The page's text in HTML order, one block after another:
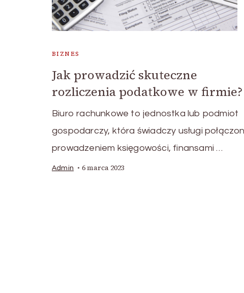
BIZNES
Jak prowadzić skuteczne
rozliczenia podatkowe w firmie?
Biuro rachunkowe to jednostka lub podmiot
gospodarczy, która świadczy usługi
prowadzeniem księgowości, finansami …
Admin 6 marca 2023